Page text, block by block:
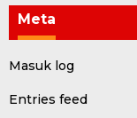
Meta
Masuk log
Entries feed